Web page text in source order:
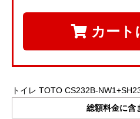
カート
トイレ TOTO CS232B-
総額料金に含